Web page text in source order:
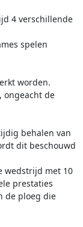
4 verschillende
spelen
worden.
ongeacht de
behalen van
dit beschouwd
wedstrijd met 10
prestaties
de ploeg die